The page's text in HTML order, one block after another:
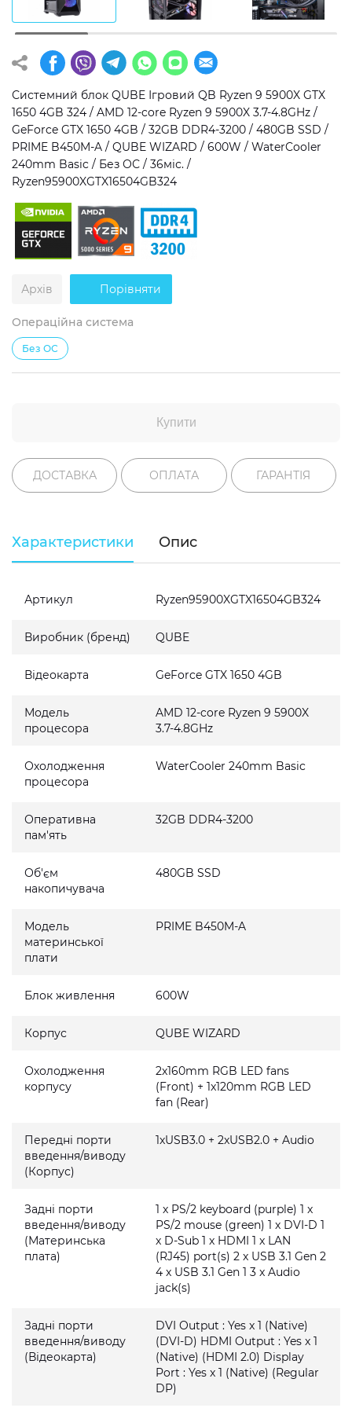
Операційна система
Windows 11 Home
Windows 11 Pro
Без ОС
Тип накопичувача
SSD
HDD
SSD + HDD
Додатково
RGB-підсвічування
Розблокований множник CPU
Надшвидкий M.2 SSD NVME
Системний блок QUBE Ігровий QB Ryzen 9 5900X GTX
1650 4GB 324 / AMD 12-core Ryzen 9 5900X 3.7-4.8GHz /
GeForce GTX 1650 4GB / 32GB DDR4-3200 / 480GB SSD /
PRIME B450M-A / QUBE WIZARD / 600W / WaterCooler
240mm Basic / Без ОС / 36міс. /
Ryzen95900XGTX16504GB324
Архів Порівняти
Операційна система
Без ОС
Купити
ДОСТАВКА ОПЛАТА ГАРАНТІЯ
Характеристики Опис
Артикул Ryzen95900XGTX16504GB324
Виробник (бренд) QUBE
Відеокарта GeForce GTX 1650 4GB
Модель
процесора
AMD 12-core Ryzen 9 5900X
3.7-4.8GHz
Охолодження
процесора
WaterCooler 240mm Basic
Оперативна
пам'ять
32GB DDR4-3200
Об'єм
накопичувача
480GB SSD
Модель
материнської
плати
PRIME B450M-A
Блок живлення 600W
Корпус QUBE WIZARD
Охолодження
корпусу
2x160mm RGB LED fans
(Front) + 1x120mm RGB LED
fan (Rear)
Передні порти
введення/виводу
(Корпус)
1xUSB3.0 + 2xUSB2.0 + Audio
Задні порти
введення/виводу
(Материнська
плата)
1 x PS/2 keyboard (purple) 1 x
PS/2 mouse (green) 1 x DVI-D 1
x D-Sub 1 x HDMI 1 x LAN
(RJ45) port(s) 2 x USB 3.1 Gen 2
4 x USB 3.1 Gen 1 3 x Audio
jack(s)
Задні порти
введення/виводу
(Відеокарта)
DVI Output : Yes x 1 (Native)
(DVI-D) HDMI Output : Yes x 1
(Native) (HDMI 2.0) Display
Port : Yes x 1 (Native) (Regular
DP)